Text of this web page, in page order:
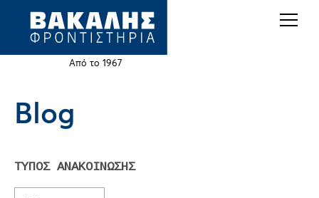
Jump
Από το 1967
Back
Blog
ΤΥΠΟΣ ΑΝΑΚΟΙΝΩΣΗΣ